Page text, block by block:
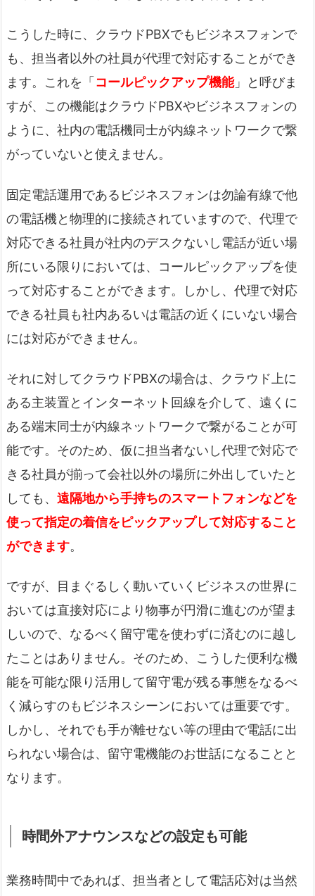
こうした時に、クラウドPBXでもビジネスフォンで
も、担当者以外の社員が代理で対応することができ
ます。これを「 コールピックアップ機能」と呼びま
すが、この機能はクラウドPBXやビジネスフォンの
ように、社内の電話機同士が内線ネットワークで繋
がっていないと使えません。
固定電話運用であるビジネスフォンは勿論有線で他
の電話機と物理的に接続されていますので、代理で
対応できる社員が社内のデスクないし電話が近い場
所にいる限りにおいては、コールピックアップを使
って対応することができます。しかし、代理で対応
できる社員も社内あるいは電話の近くにいない場合
には対応ができません。
それに対してクラウドPBXの場合は、クラウド上に
ある主装置とインターネット回線を介して、遠くに
ある端末同士が内線ネットワークで繋がることが可
能です。そのため、仮に担当者ないし代理で対応で
きる社員が揃って会社以外の場所に外出していたと
しても、 遠隔地から手持ちのスマートフォンなどを
使って指定の着信をピックアップして対応すること
ができます。
ですが、目まぐるしく動いていくビジネスの世界に
おいては直接対応により物事が円滑に進むのが望ま
しいので、なるべく留守電を使わずに済むのに越し
たことはありません。そのため、こうした便利な機
能を可能な限り活用して留守電が残る事態をなるべ
く減らすのもビジネスシーンにおいては重要です。
しかし、それでも手が離せない等の理由で電話に出
られない場合は、留守電機能のお世話になることと
なります。
時間外アナウンスなどの設定も可能
業務時間中であれば、担当者として電話応対は当然